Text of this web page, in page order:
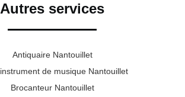
Autres services
Antiquaire Nantouillet
de musique Nantouillet
Brocanteur Nantouillet